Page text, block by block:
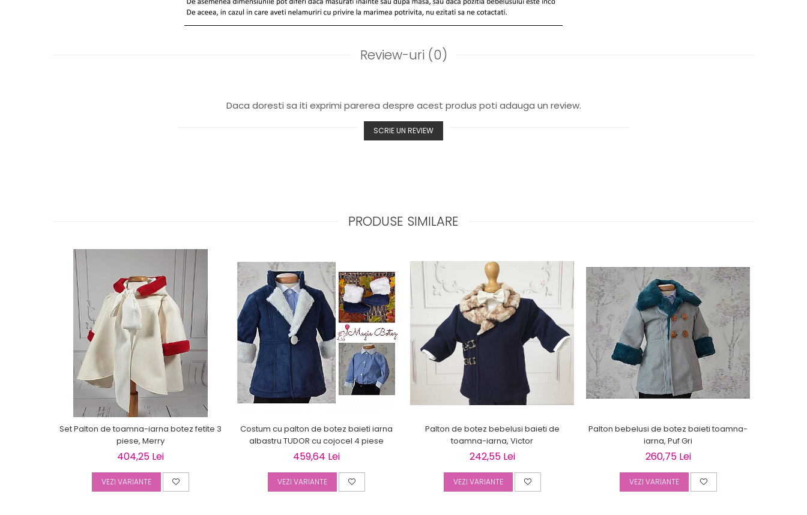
Review-uri (0)
Daca doresti sa iti exprimi parerea despre acest produs poti adauga un review.
SCRIE UN REVIEW
PRODUSE SIMILARE
Set Palton de toamna-iarna botez fetite 3
piese, Merry
404,25 Lei
VEZI VARIANTE
Costum cu palton de botez baieti iarna
albastru TUDOR cu cojocel 4 piese
459,64 Lei
VEZI VARIANTE
Palton de botez bebelusi baieti de
toamna-iarna, Victor
242,55 Lei
VEZI VARIANTE
Palton bebelusi de botez baieti toamna-
iarna, Puf Gri
260,75 Lei
VEZI VARIANTE